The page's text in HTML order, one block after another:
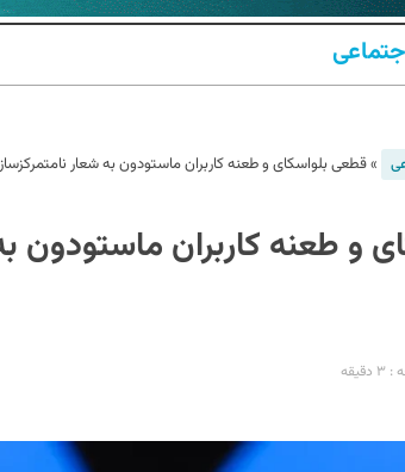
»قطعی بلواسکای و طعنه کاربران ماستودون به شعار
و طعنه کاربران ماستودون